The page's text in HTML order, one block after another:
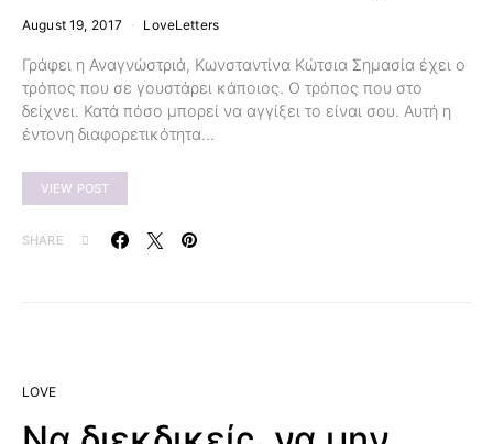
August 19, 2017 LoveLetters
Γράφει η Αναγνώστριά, Κωνσταντίνα Κώτσια Σημασία έχει ο
τρόπος που σε γουστάρει κάποιος. Ο τρόπος που στο
δείχνει. Κατά πόσο μπορεί να αγγίξει το είναι σου. Αυτή η
έντονη διαφορετικότητα…
VIEW POST
SHARE
LOVE